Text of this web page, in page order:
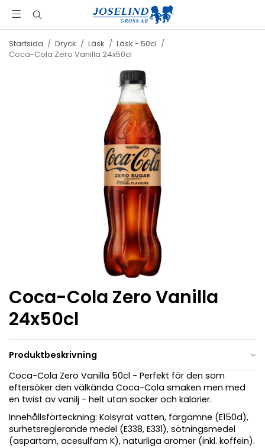
Startsida / Dryck / Läsk / Läsk - 50cl /
Coca-Cola Zero Vanilla 24x50cl
Coca-Cola Zero Vanilla
24x50cl
Produktbeskrivning
Coca-Cola Zero Vanilla 50cl - Perfekt för den som
eftersöker den välkända Coca-Cola smaken men med
en twist av vanilj - helt utan socker och kalorier.
Innehållsförteckning: Kolsyrat vatten, färgämne (E150d),
surhetsreglerande medel (E338, E331), sötningsmedel
(aspartam, acesulfam K), naturliga aromer (inkl. koffein).